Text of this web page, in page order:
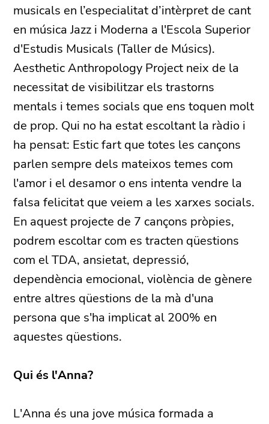
musicals en l’especialitat d’intèrpret de cant
en música Jazz i Moderna a l'Escola Superior
d'Estudis Musicals (Taller de Músics).
Aesthetic Anthropology Project neix de la
necessitat de visibilitzar els trastorns
mentals i temes socials que ens toquen molt
de prop. Qui no ha estat escoltant la ràdio i
ha pensat: Estic fart que totes les cançons
parlen sempre dels mateixos temes com
l'amor i el desamor o ens intenta vendre la
falsa felicitat que veiem a les xarxes socials.
En aquest projecte de 7 cançons pròpies,
podrem escoltar com es tracten qüestions
com el TDA, ansietat, depressió,
dependència emocional, violència de gènere
entre altres qüestions de la mà d'una
persona que s'ha implicat al 200% en
aquestes qüestions.
Qui és l'Anna?
L'Anna és una jove música formada a